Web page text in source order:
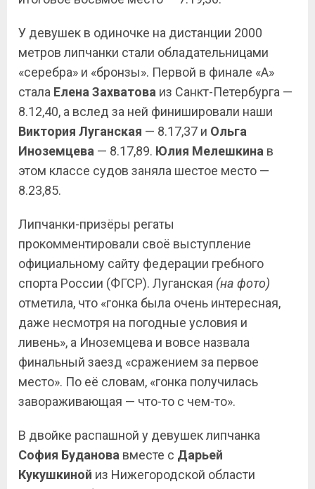
У девушек в одиночке на дистанции 2000
метров липчанки стали обладательницами
«серебра» и «бронзы». Первой в финале «А»
стала Елена Захватова из Санкт-Петербурга —
8.12,40, а вслед за ней финишировали наши
Виктория Луганская — 8.17,37 и Ольга
Иноземцева — 8.17,89. Юлия Мелешкина в
этом классе судов заняла шестое место —
8.23,85.
Липчанки-призёры регаты
прокомментировали своё выступление
официальному сайту федерации гребного
спорта России (ФГСР). Луганская (на фото)
отметила, что «гонка была очень интересная,
даже несмотря на погодные условия и
ливень», а Иноземцева и вовсе назвала
финальный заезд «сражением за первое
место». По её словам, «гонка получилась
завораживающая — что-то с чем-то».
В двойке распашной у девушек липчанка
София Буданова вместе с Дарьей
Кукушкиной из Нижегородской области